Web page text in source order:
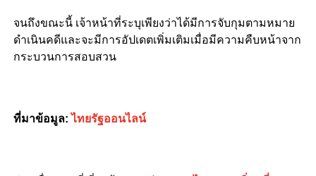
จนถึงขณะนี้ เจ้าหน้าที่ระบุเพียงว่าได้มีการจับกุมตามหมาย
ดำเนินคดีและจะมีการอัปเดตเพิ่มเติมเมื่อมีความคืบหน้าจาก
กระบวนการสอบสวน
ที่มาข้อมูล:ไทยรัฐออนไลน์